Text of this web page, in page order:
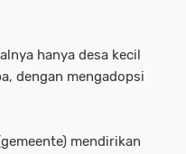
hanya desa kecil
dengan mengadopsi
mendirikan